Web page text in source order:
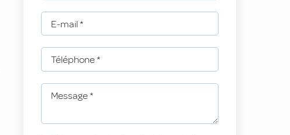
E-mail *
Téléphone*
Message*